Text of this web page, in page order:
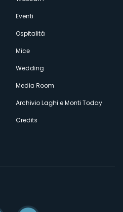
Eventi
Ospitalità
Mice
Wedding
Media Room
Archivio Laghi e Monti Today
Credits